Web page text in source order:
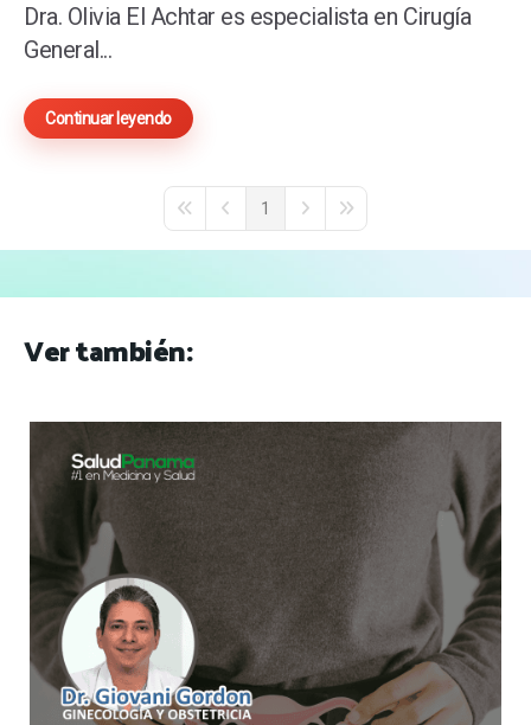
Dra. Olivia El Achtar es especialista en Cirugía
General...
Continuar leyendo
First PagePrevious Page
1
Next PageLast Page
Ver también: